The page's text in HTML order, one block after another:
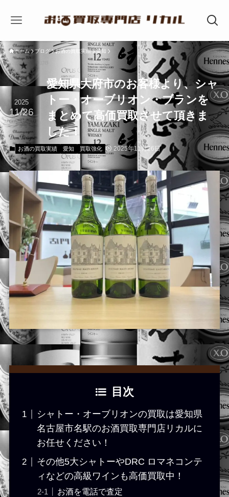
ホーム ブログ お酒の買取実績 愛知
愛知県大府市のお客様より、シャ
トー・オーブリオン・ブランを
まとめて高価買取させて頂きま
した！
2025
11/26
お酒の買取実績 愛知 買取強化 2025年11月26日
目次
シャトー・オーブリオンの買取は愛知県
名古屋市名駅のお酒買取専門店リカルに
お任せください！
その他5大シャトーやDRC ロマネコンテ
ィなどの高級ワインも高価買取中！
お酒を電話で査定